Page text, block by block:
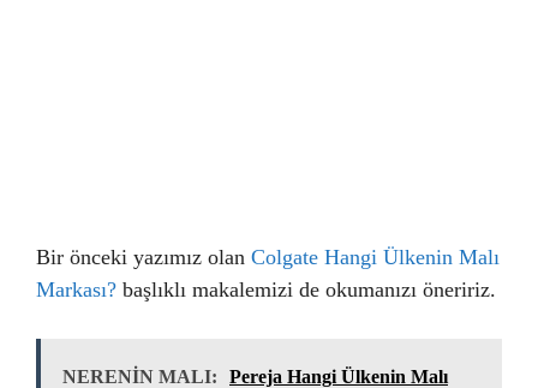
Bir önceki yazımız olan Colgate Hangi Ülkenin Malı
Markası? başlıklı makalemizi de okumanızı öneririz.
NERENİN MALI:
Pereja Hangi Ülkenin Malı